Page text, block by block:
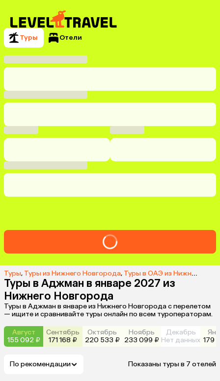
Туры Отели
Туры, Туры из Нижнего Новгорода, Туры в ОАЭ из Нижнего Новгорода
Туры в Аджман в январе 2027 из
Нижнего Новгорода
Туры в Аджман в январе из Нижнего Новгорода с перелетом
— ищите и сравнивайте туры онлайн по всем туроператорам.
Август
155 092 ₽
Сентябрь
171 168 ₽
Октябрь
220 533 ₽
Ноябрь
233 099 ₽
Декабрь
Нет данных 179
По рекомендации Показаны туры в 7 отелей